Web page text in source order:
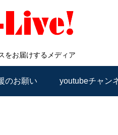
をお届けするメディア
のお願い youtubeチャン